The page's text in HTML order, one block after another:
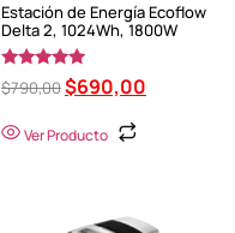
Estación de Energía Ecoflow
Delta 2, 1024Wh, 1800W
Valorado en
5.00
$790,00$690,00
Ver Producto